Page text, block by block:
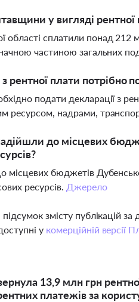
у вигляді
області сплатили понад 212
частиною загальних
з рентної плати потрібно
подати декларації з
ресурсом, надрами,
до місцевих
місцевих бюджетів
ресурсів. Джерело
змісту публікацій
у комерційній версії
13,9 млн грн
платежів за